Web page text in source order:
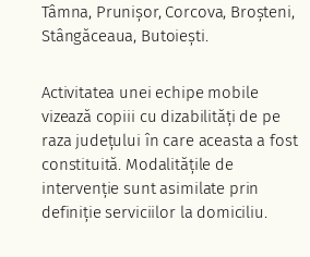
Tâmna, Prunișor, Corcova, Broșteni,
Stângăceaua, Butoiești.
Activitatea unei echipe mobile
vizează copiii cu dizabilități de pe
raza județului în care aceasta a fost
constituită. Modalitățile de
intervenție sunt asimilate prin
definiție serviciilor la domiciliu.